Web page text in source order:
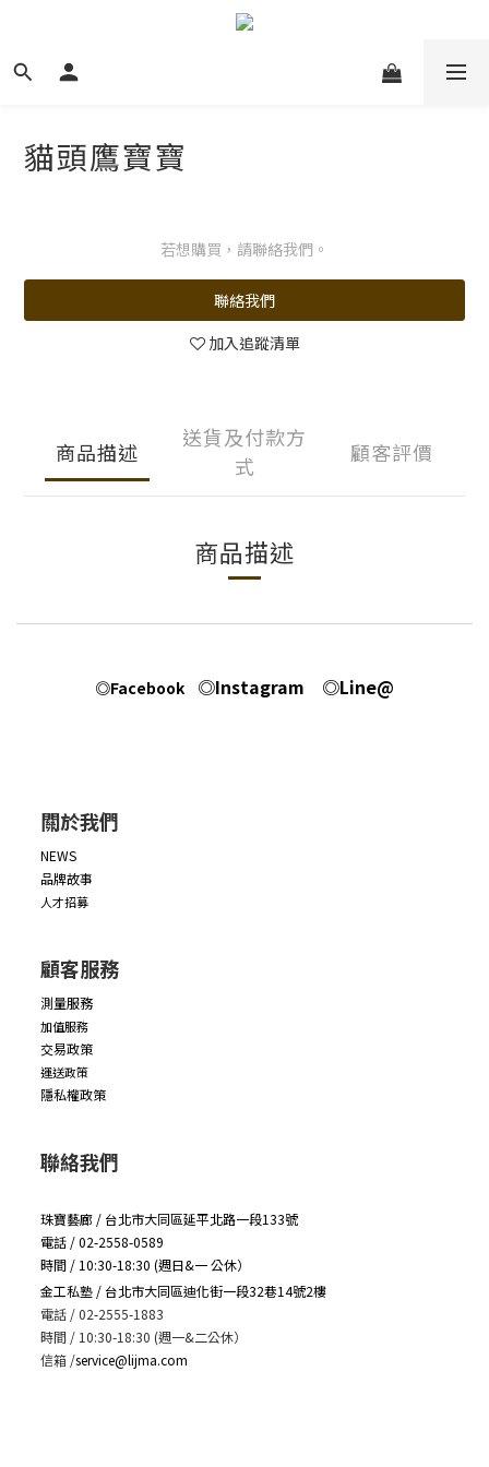
貓頭鷹寶寶
若想購買，請聯絡我們。
聯絡我們
加入追蹤清單
商品描述
送貨及付款方
式
顧客評價
商品描述
◎Facebook ◎Instagram ◎Line@
關於我們
NEWS
品牌故事
人才招募
顧客服務
測量服務
加值服務
交易政策
運送政策
隱私權政策
聯絡我們
珠寶藝廊 / 台北市大同區延平北路一段133號
電話 / 02-2558-0589
時間 / 10:30-18:30 (週日&一 公休）
金工私塾 / 台北市大同區迪化街一段32巷14號2樓
電話 / 02-2555-1883
時間 / 10:30-18:30 (週一&二公休）
信箱 /service@lijma.com